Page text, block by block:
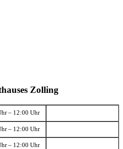
Zolling
– 12:00 Uhr
– 12:00 Uhr
– 12:00 Uhr